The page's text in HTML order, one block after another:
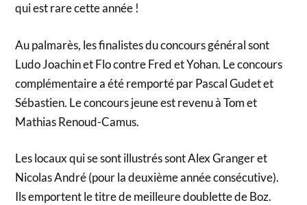
qui est rare cette année !
Au palmarès, les finalistes du concours général sont
Ludo Joachin et Flo contre Fred et Yohan. Le concours
complémentaire a été remporté par Pascal Gudet et
Sébastien. Le concours jeune est revenu à Tom et
Mathias Renoud-Camus.
Les locaux qui se sont illustrés sont Alex Granger et
Nicolas André (pour la deuxième année consécutive).
Ils emportent le titre de meilleure doublette de Boz.